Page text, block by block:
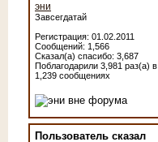
эни
Завсегдатай
Регистрация: 01.02.2011
Сообщений: 1,566
Сказал(а) спасибо: 3,687
Поблагодарили 3,981 раз(а) в
1,239 сообщениях
Пользователь сказал